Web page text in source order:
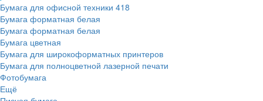
Бумага для офисной техники 418
Бумага форматная белая
Бумага форматная белая
Бумага цветная
Бумага для широкоформатных принтеров
Бумага для полноцветной лазерной печати
Фотобумага
Ещё